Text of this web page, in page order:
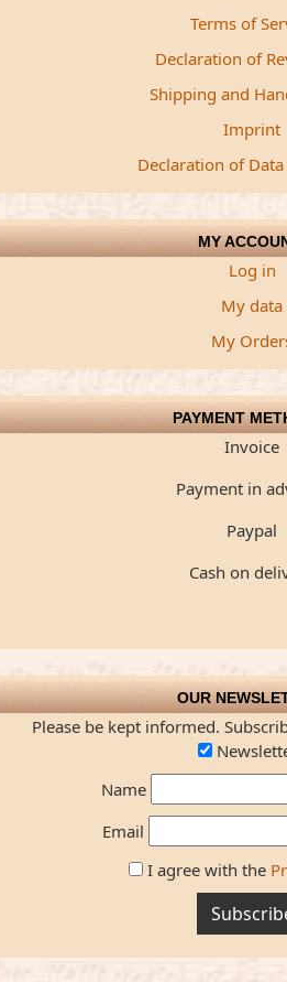
Terms of
Declaration of
Shipping and
Imprint
Declaration of
MY
Log in
My data
My
PAYMENT
Invoice
Payment in
Paypal
Cash on
OUR
Please be kept informed.
Name
Email
I agree with the